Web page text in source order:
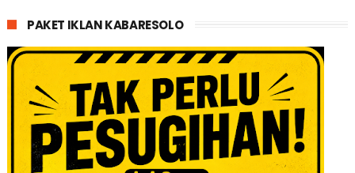
PAKET IKLAN KABARESOLO